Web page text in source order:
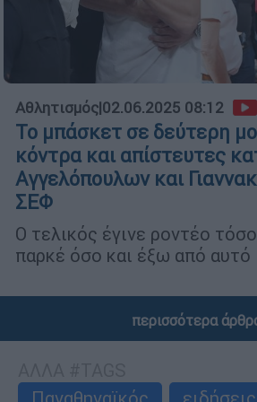
Αθλητισμός|02.06.2025 08:12
Το μπάσκετ σε δεύτερη
κόντρα και απίστευτες
Αγγελόπουλων και
ΣΕΦ
Ο τελικός έγινε ροντέο
παρκέ όσο και έξω από αυτό
περισσότερα